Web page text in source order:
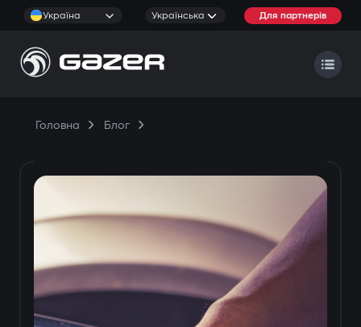
Україна Українська Для партнерів
Головна Блог